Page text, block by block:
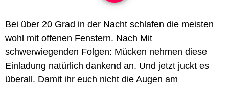
Bei über 20 Grad in der Nacht schlafen die meisten
wohl mit offenen Fenstern. Nach Mit
schwerwiegenden Folgen: Mücken nehmen diese
Einladung natürlich dankend an. Und jetzt juckt es
überall. Damit ihr euch nicht die Augen am